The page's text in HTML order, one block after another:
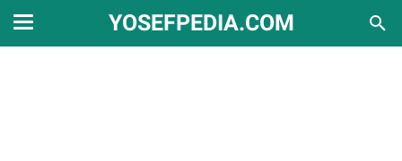
YOSEFPEDIA.COM